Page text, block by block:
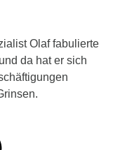
Olaf fabulierte
da hat er sich